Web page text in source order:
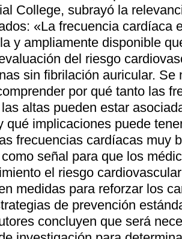
College, subrayó la
«La frecuencia cardíaca
y ampliamente disponible
del riesgo
sin fibrilación auricular.
por qué tanto las
altas pueden estar
qué implicaciones puede
frecuencias cardíacas muy
señal para que los
el riesgo
medidas para reforzar los
de prevención
concluyen que será